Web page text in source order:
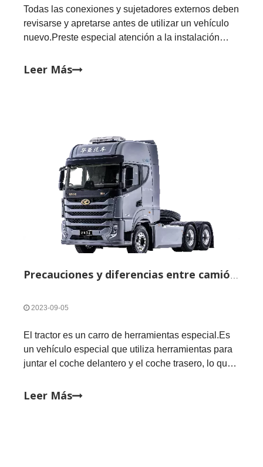
Todas las conexiones y sujetadores externos deben
revisarse y apretarse antes de utilizar un vehículo
nuevo.Preste especial atención a la instalación
pasadores y otros dispositivos de bloqueo.A
Leer Más
Precauciones y diferencias entre camión tractor.
2023-09-05
El tractor es un carro de herramientas especial.Es
un vehículo especial que utiliza herramientas para
juntar el coche delantero y el coche trasero, lo que
del coche.A continuación, compartiré con ustedes
Leer Más